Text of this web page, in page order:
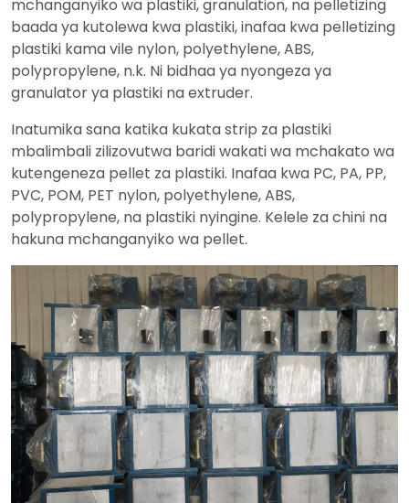
mchanganyiko wa plastiki, granulation, na pelletizing
baada ya kutolewa kwa plastiki, inafaa kwa pelletizing
plastiki kama vile nylon, polyethylene, ABS,
polypropylene, n.k. Ni bidhaa ya nyongeza ya
granulator ya plastiki na extruder.
Inatumika sana katika kukata strip za plastiki
mbalimbali zilizovutwa baridi wakati wa mchakato wa
kutengeneza pellet za plastiki. Inafaa kwa PC, PA, PP,
PVC, POM, PET nylon, polyethylene, ABS,
polypropylene, na plastiki nyingine. Kelele za chini na
hakuna mchanganyiko wa pellet.